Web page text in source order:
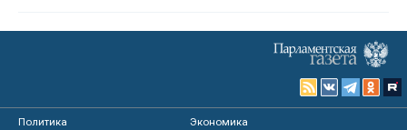
Политика
Экономика